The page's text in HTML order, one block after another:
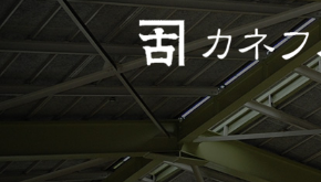
コンテンツへスキップ